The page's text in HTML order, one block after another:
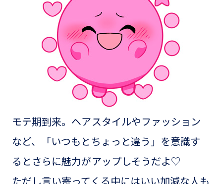
モテ期到来。ヘアスタイルやファッション
など、「いつもとちょっと違う」を意識す
るとさらに魅力がアップしそうだよ♡
ただし言い寄ってくる中にはいい加減な人も